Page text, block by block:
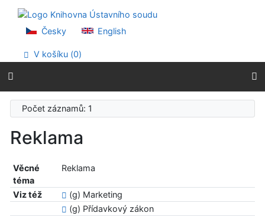
Přejít na menu
Prohlášení o webové přístupnosti
Česky English
V košíku (0)
Počet záznamů: 1
Reklama
Věcné
téma
Reklama
Viz též
(g) Marketing
(g) Přídavkový zákon